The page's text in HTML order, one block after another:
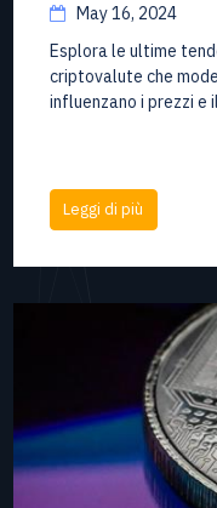
May 16, 2024
Esplora le ultime
criptovalute che
influenzano i prezzi e
Leggi di più